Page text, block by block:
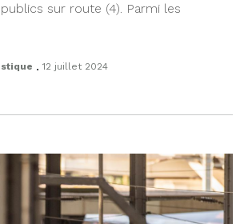
sur route (4). Parmi les
. 12 juillet 2024